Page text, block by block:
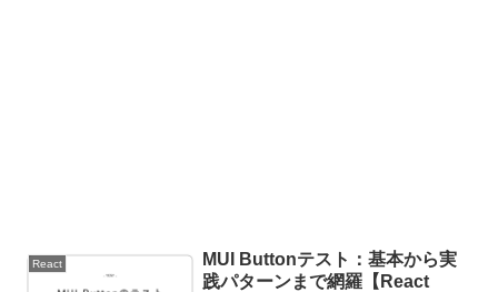
React
MUI Buttonテスト：基本から実
践パターンまで網羅【React